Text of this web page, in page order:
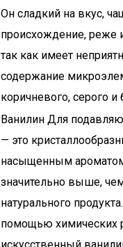
Он сладкий на вкус,
происхождение, реже
так как имеет
содержание
коричневого, серого и
Ванилин Для
— это
насыщенным
значительно выше,
натурального
помощью химических